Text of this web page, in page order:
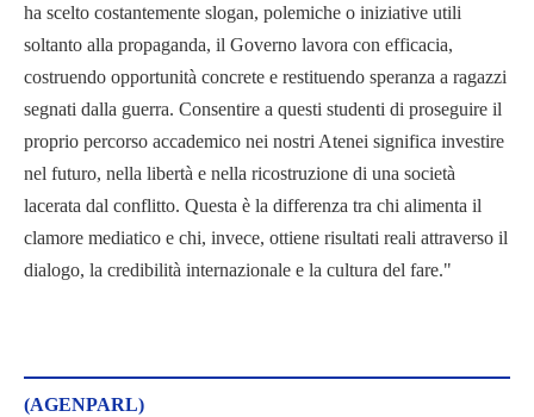
ha scelto costantemente slogan, polemiche o iniziative utili
soltanto alla propaganda, il Governo lavora con efficacia,
costruendo opportunità concrete e restituendo speranza a ragazzi
segnati dalla guerra. Consentire a questi studenti di proseguire il
proprio percorso accademico nei nostri Atenei significa investire
nel futuro, nella libertà e nella ricostruzione di una società
lacerata dal conflitto. Questa è la differenza tra chi alimenta il
clamore mediatico e chi, invece, ottiene risultati reali attraverso il
dialogo, la credibilità internazionale e la cultura del fare."
(AGENPARL)